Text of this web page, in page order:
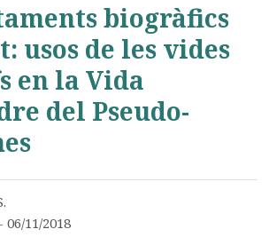
biogràfics
usos de les vides
en la Vida
del Pseudo-
06/11/2018